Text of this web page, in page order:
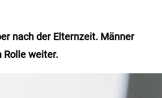
nach der Elternzeit. Männer
Rolle weiter.